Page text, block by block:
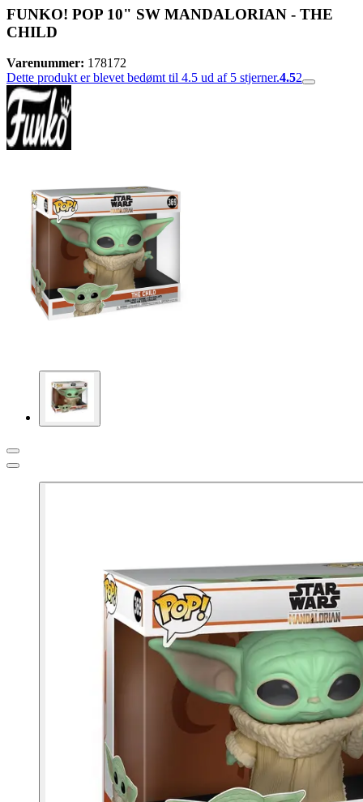
FUNKO! POP 10" SW MANDALORIAN - THE
CHILD
Varenummer: 178172
Dette produkt er blevet bedømt til 4.5 ud af 5 stjerner.4.52